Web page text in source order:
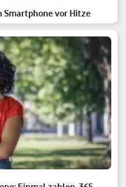
Smartphone vor Hitze